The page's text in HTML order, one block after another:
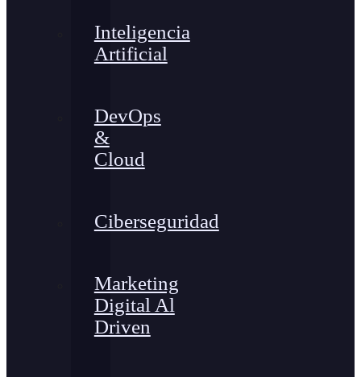
Inteligencia
Artificial
DevOps
&
Cloud
Ciberseguridad
Marketing
Digital Al
Driven